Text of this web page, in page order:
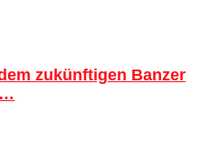
zukünftigen Banzer